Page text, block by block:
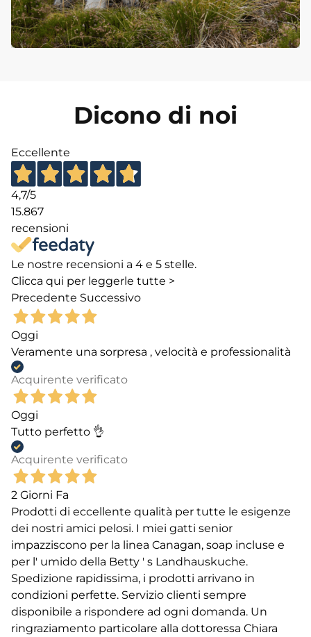
Dicono di noi
Eccellente
4,7/5
15.867
recensioni
Le nostre recensioni a 4 e 5 stelle.
Clicca qui per leggerle tutte >
Precedente Successivo
Oggi
Veramente una sorpresa , velocità e professionalità
Acquirente verificato
Oggi
Tutto perfetto 👌
Acquirente verificato
2 Giorni Fa
Prodotti di eccellente qualità per tutte le esigenze
dei nostri amici pelosi. I miei gatti senior
impazziscono per la linea Canagan, soap incluse e
per l' umido della Betty ' s Landhauskuche.
Spedizione rapidissima, i prodotti arrivano in
condizioni perfette. Servizio clienti sempre
disponibile a rispondere ad ogni domanda. Un
ringraziamento particolare alla dottoressa Chiara